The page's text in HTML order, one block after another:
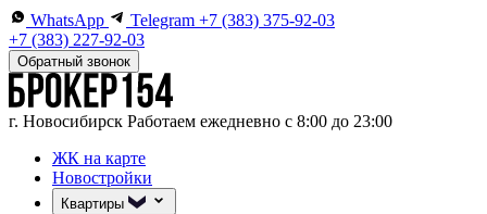
WhatsApp Telegram +7 (383) 375-92-03
+7 (383) 227-92-03
Обратный звонок
г. Новосибирск Работаем ежедневно с 8:00 до 23:00
ЖК на карте
Новостройки
Квартиры